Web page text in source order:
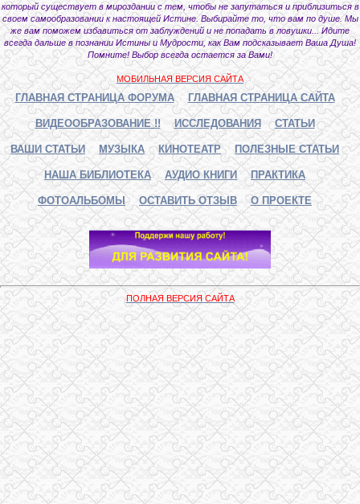
который существует в мироздании с тем, чтобы не запутаться и приблизиться в
своем самообразовании к настоящей Истине. Выбирайте то, что вам по душе. Мы
же вам поможем избавиться от заблуждений и не попадать в ловушки... Идите
всегда дальше в познании Истины и Мудрости, как Вам подсказывает Ваша Душа!
Помните! Выбор всегда остается за Вами!
МОБИЛЬНАЯ ВЕРСИЯ САЙТА
ГЛАВНАЯ СТРАНИЦА ФОРУМА ГЛАВНАЯ СТРАНИЦА САЙТА
ВИДЕООБРАЗОВАНИЕ !! ИССЛЕДОВАНИЯ СТАТЬИ
ВАШИ СТАТЬИ МУЗЫКА КИНОТЕАТР ПОЛЕЗНЫЕ СТАТЬИ
НАША БИБЛИОТЕКА АУДИО КНИГИ ПРАКТИКА
ФОТОАЛЬБОМЫ ОСТАВИТЬ ОТЗЫВ О ПРОЕКТЕ
ПОЛНАЯ ВЕРСИЯ САЙТА